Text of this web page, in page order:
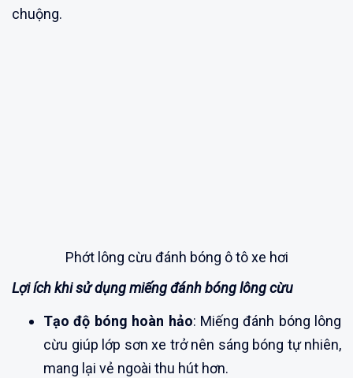
chuộng.
Phớt lông cừu đánh bóng ô tô xe hơi
Lợi ích khi sử dụng miếng đánh bóng lông cừu
Tạo độ bóng hoàn hảo: Miếng đánh bóng lông
cừu giúp lớp sơn xe trở nên sáng bóng tự nhiên,
mang lại vẻ ngoài thu hút hơn.